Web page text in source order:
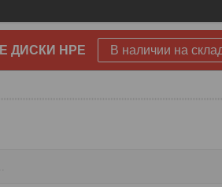
ДИСКИ HPE В наличии на